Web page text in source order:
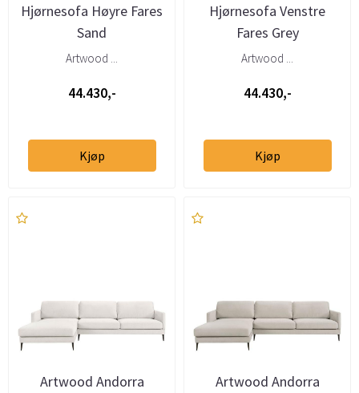
Hjørnesofa Høyre Fares
Sand
Artwood ...
44.430,-
Kjøp
Hjørnesofa Venstre
Fares Grey
Artwood ...
44.430,-
Kjøp
Artwood Andorra
Artwood Andorra